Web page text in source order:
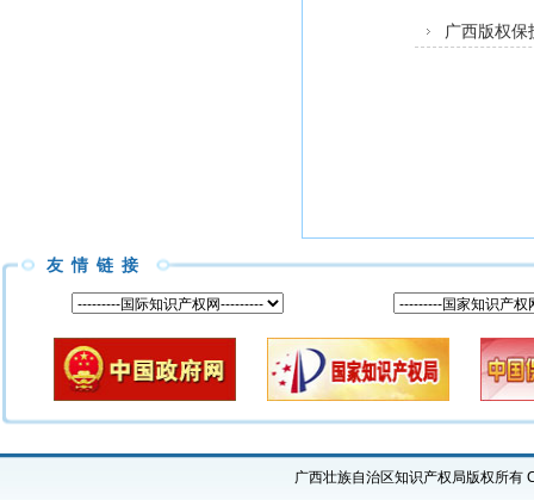
广西版权保
友情链接
广西壮族自治区知识产权局版权所有